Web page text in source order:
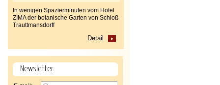
In wenigen Spazierminuten vom Hotel
ZIMA der botanische Garten von Schloß
Trauttmansdorff
Detail
Newsletter